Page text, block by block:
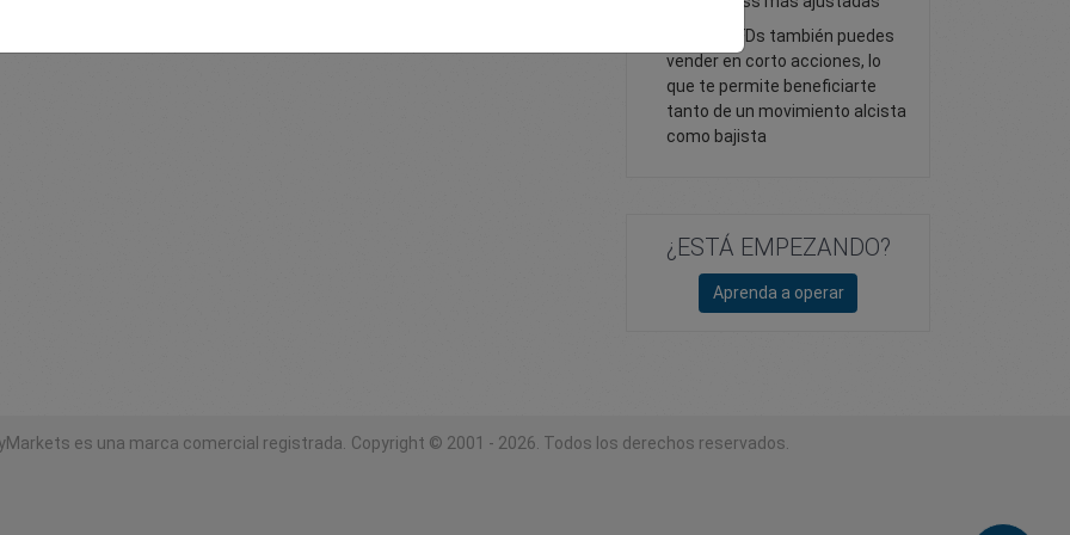
Con los CFDs también puedes
vender en corto acciones, lo
que te permite beneficiarte
tanto de un movimiento alcista
como bajista
¿ESTÁ EMPEZANDO?
Aprenda a operar
es una marca comercial registrada. Copyright © 2001 - 2026. Todos los derechos reservados.